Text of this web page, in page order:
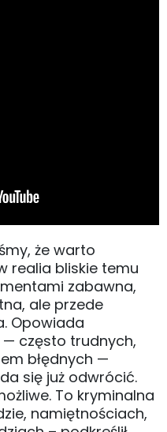
że warto
realia bliskie temu
zabawna,
ale przede
Opowiada
często trudnych,
błędnych —
się już odwrócić.
To kryminalna
namiętnościach,